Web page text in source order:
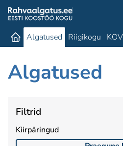
Algatused Riigikogu KOV
Algatused
Filtrid
Kiirpäringud